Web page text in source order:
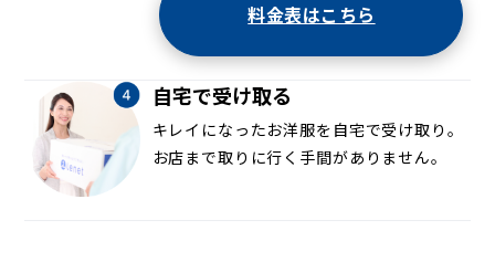
料金表はこちら
自宅で受け取る
キレイになったお洋服を自宅で受け取り。
お店まで取りに行く手間がありません。